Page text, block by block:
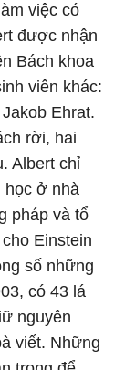
việc có
được nhận
Bách khoa
viên khác:
Ehrat.
rời, hai
Albert chỉ
học ở nhà
pháp và tổ
Einstein
số những
có 43 lá
nguyên
viết. Những